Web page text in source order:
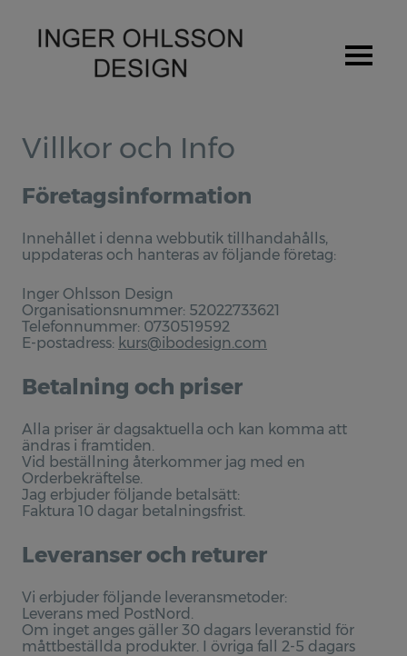
Hem
Om Inger Ohlsson
Utställningar
Produkter
Spedetröja
Pulsvärmare
Stolan
Kaffefilter
Försäljning
Provlapps kit för Spedetröjan
Muddar
Muddar materialpaket
Villkor och Info
Företagsinformation
Innehållet i denna webbutik tillhandahålls,
uppdateras och hanteras av följande företag:
Inger Ohlsson Design
Organisationsnummer: 52022733621
Telefonnummer: 0730519592
E-postadress: kurs@ibodesign.com
Betalning och priser
Alla priser är dagsaktuella och kan komma att
ändras i framtiden.
Vid beställning återkommer jag med en
Orderbekräftelse.
Jag erbjuder följande betalsätt:
Faktura 10 dagar betalningsfrist.
Leveranser och returer
Vi erbjuder följande leveransmetoder:
Leverans med PostNord.
Om inget anges gäller 30 dagars leveranstid för
måttbeställda produkter. I övriga fall 2-5 dagars